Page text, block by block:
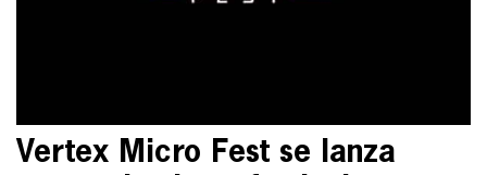
Vertex Micro Fest se lanza